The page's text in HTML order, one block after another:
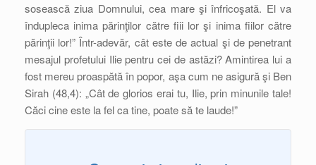
sosească ziua Domnului, cea mare şi înfricoşată. El va
îndupleca inima părinţilor către fiii lor şi inima fiilor către
părinţii lor!” Într-adevăr, cât este de actual şi de penetrant
mesajul profetului Ilie pentru cei de astăzi? Amintirea lui a
fost mereu proaspătă în popor, aşa cum ne asigură şi Ben
Sirah (48,4): „Cât de glorios erai tu, Ilie, prin minunile tale!
Căci cine este la fel ca tine, poate să te laude!”